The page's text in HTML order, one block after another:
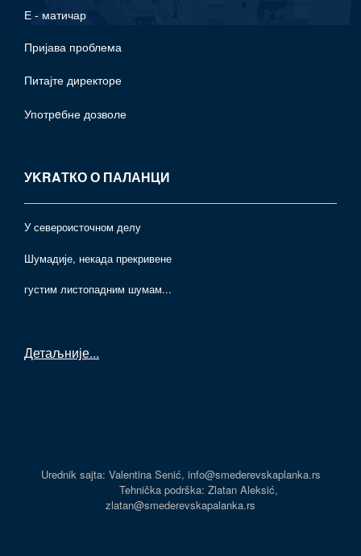
Е - матичар
Пријава проблема
Питајте директоре
Употрeбне дозволе
УKRAТКО О ПАЛАНЦИ
У североисточном делу
Шумадије, некада прекривене
густим листопадним шумам...
Детаљније...
Urednik sajta: Valentina Senić, info@smederevskaplanka.rs
Tehnička podrška: Zlatan Aleksić,
zlatan@smederevskapalanka.rs